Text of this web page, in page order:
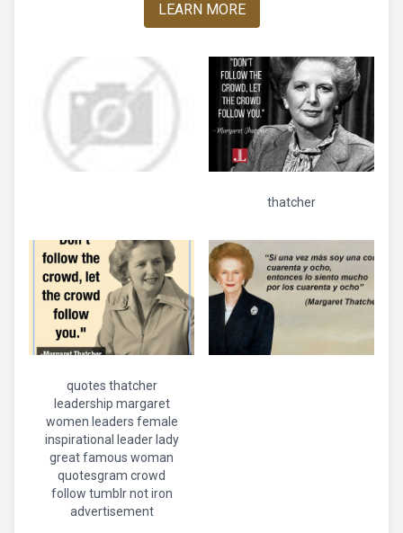
LEARN MORE
thatcher
quotes thatcher
leadership margaret
women leaders female
inspirational leader lady
great famous woman
quotesgram crowd
follow tumblr not iron
advertisement